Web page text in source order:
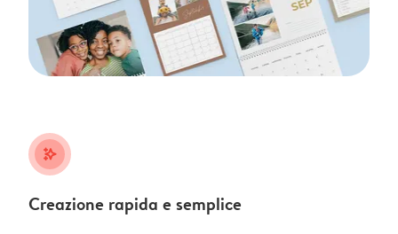
stars_plus
Creazione rapida e semplice